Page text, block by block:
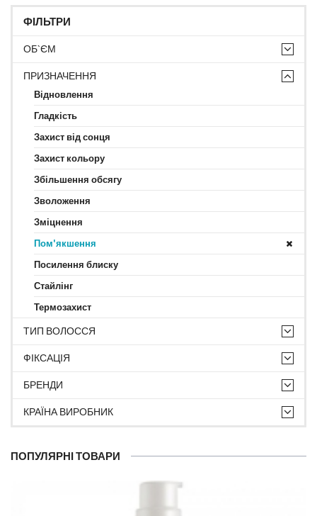
ФІЛЬТРИ
ОБ`ЄМ
ПРИЗНАЧЕННЯ
Відновлення
Гладкість
Захист від сонця
Захист кольору
Збільшення обсягу
Зволоження
Зміцнення
Пом'якшення
Посилення блиску
Стайлінг
Термозахист
ТИП ВОЛОССЯ
ФІКСАЦІЯ
БРЕНДИ
КРАЇНА ВИРОБНИК
ПОПУЛЯРНІ ТОВАРИ